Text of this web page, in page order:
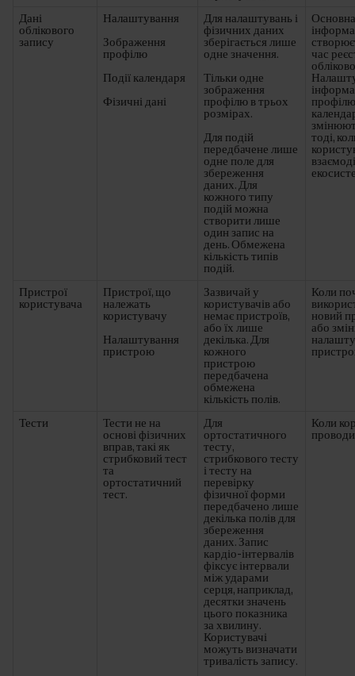
Дані
облікового
запису
Налаштування
Зображення
профілю
Події календаря
Фізичні дані
Для налаштувань і
фізичних даних
зберігається лише
одне значення.
Тільки одне
зображення
профілю в трьох
розмірах.
Для подій
передбачене лише
одне поле для
збереження
даних. Для
кожного типу
подій можна
створити лише
один запис на
день. Обмежена
кількість типів
подій.
час
профілю
тоді,
Пристрої
користувача
Пристрої, що
належать
користувачу
Налаштування
пристрою
Зазвичай у
користувачів або
немає пристроїв,
або їх лише
декілька. Для
кожного
пристрою
передбачена
обмежена
кількість полів.
Коли
новий
або
Тести
Тести не на
основі фізичних
вправ, такі як
стрибковий тест
та
ортостатичний
тест.
Для
ортостатичного
тесту,
стрибкового тесту
і тесту на
перевірку
фізичної форми
передбачено лише
декілька полів для
збереження
даних. Запис
кардіо-інтервалів
фіксує інтервали
між ударами
серця, наприклад,
десятки значень
цього показника
за хвилину.
Користувачі
можуть визначати
тривалість запису.
Коли